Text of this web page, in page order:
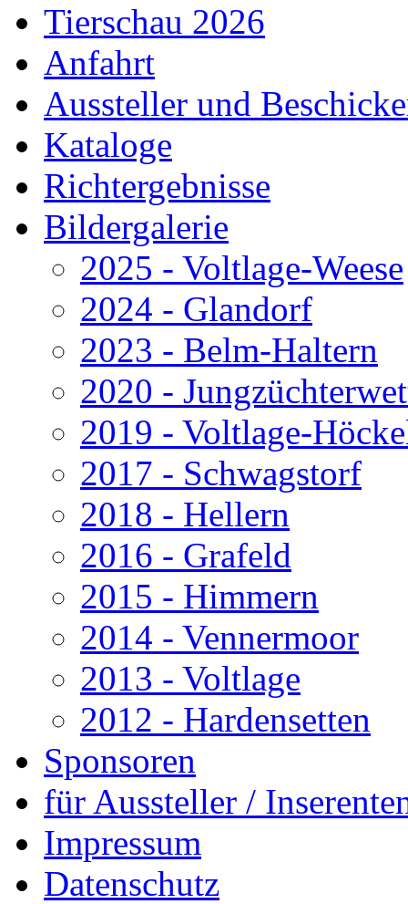
Tierschau 2026
Anfahrt
Aussteller und
Kataloge
Richtergebnisse
Bildergalerie
2025 - Voltlage-Weese
2024 - Glandorf
2023 - Belm-Haltern
2020 -
2019 - Voltlage-
2017 - Schwagstorf
2018 - Hellern
2016 - Grafeld
2015 - Himmern
2014 - Vennermoor
2013 - Voltlage
2012 - Hardensetten
Sponsoren
für Aussteller /
Impressum
Datenschutz